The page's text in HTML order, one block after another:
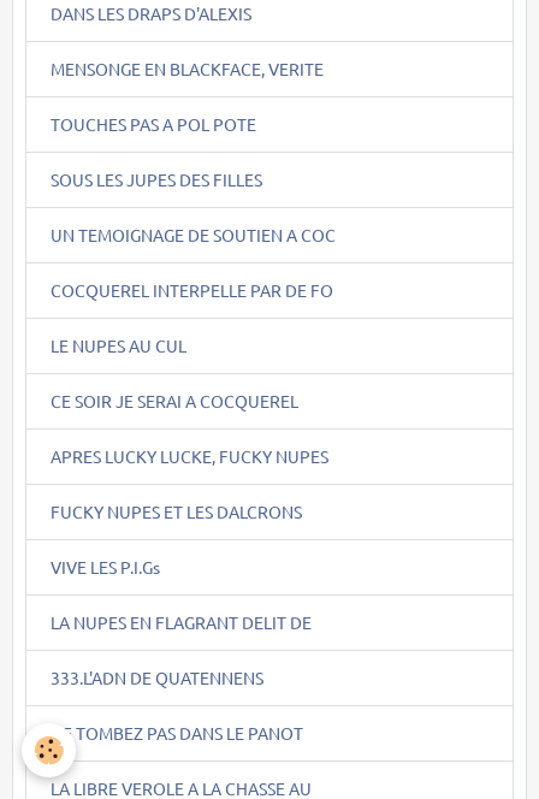
DANS LES DRAPS D'ALEXIS
MENSONGE EN BLACKFACE, VERITE
TOUCHES PAS A POL POTE
SOUS LES JUPES DES FILLES
UN TEMOIGNAGE DE SOUTIEN A COC
COCQUEREL INTERPELLE PAR DE FO
LE NUPES AU CUL
CE SOIR JE SERAI A COCQUEREL
APRES LUCKY LUCKE, FUCKY NUPES
FUCKY NUPES ET LES DALCRONS
VIVE LES P.I.Gs
LA NUPES EN FLAGRANT DELIT DE
333.L'ADN DE QUATENNENS
NE TOMBEZ PAS DANS LE PANOT
LA LIBRE VEROLE A LA CHASSE AU